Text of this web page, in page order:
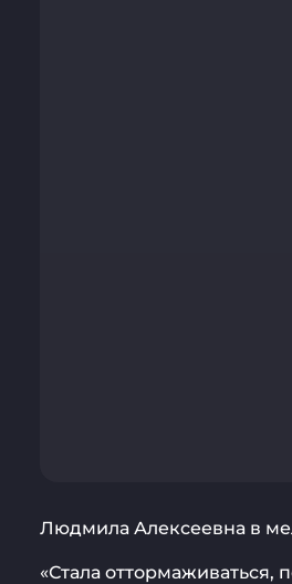
Людмила Алексеевна в
«Стала оттормаживаться,